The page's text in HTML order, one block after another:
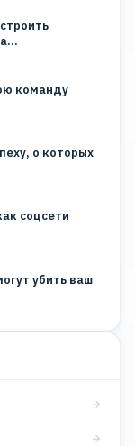
команду
о которых
соцсети
убить ваш